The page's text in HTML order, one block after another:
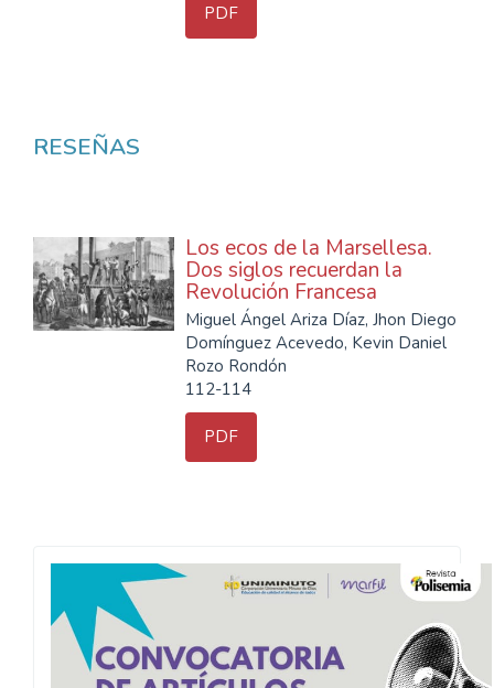
PDF
RESEÑAS
Los ecos de la Marsellesa.
Dos siglos recuerdan la
Revolución Francesa
Miguel Ángel Ariza Díaz, Jhon Diego
Domínguez Acevedo, Kevin Daniel
Rozo Rondón
112-114
PDF
Convocatoria
Polisemia
2026